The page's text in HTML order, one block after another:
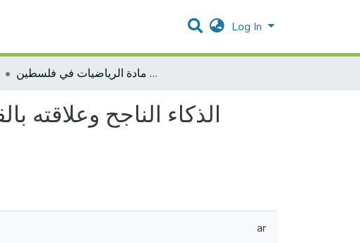
Log In
الذكاء الناجح وعلاقته بالقوة الرياضية لدى طلبة الصف العاشر الأساسي في مادة الرياضيات في فلسطين
الذكاء الناجح
ar